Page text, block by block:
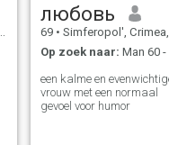
любовь
69 • Simferopol', Crimea,
Op zoek naar: Man 60 -
een kalme en
vrouw met een normaal
gevoel voor humor